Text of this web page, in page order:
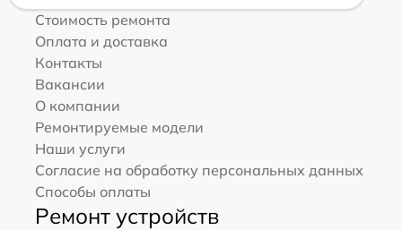
Стоимость ремонта
Оплата и доставка
Контакты
Вакансии
О компании
Ремонтируемые модели
Наши услуги
Согласие на обработку персональных данных
Способы оплаты
Ремонт устройств